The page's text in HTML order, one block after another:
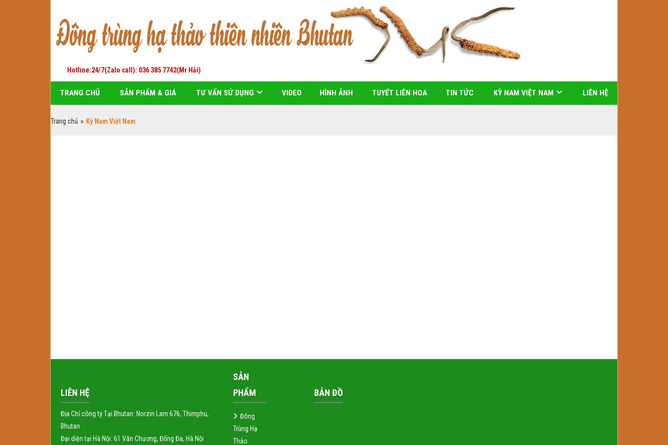
Hotline:24/7(Zalo call): 036 385 7742(Mr Hải)
TRANG CHỦ SẢN PHẨM & GIÁ TƯ VẤN SỬ DỤNG VIDEO HÌNH ẢNH TUYẾT LIÊN HOA TIN TỨC KỲ NAM VIỆT NAM LIÊN HỆ
Trang chủ » Kỳ Nam Việt Nam
LIÊN HỆ
Địa Chỉ công ty Tại Bhutan: Norzin Lam 676, Thimphu,
Bhutan
Đại diện tại Hà Nội: 61 Văn Chương, Đống Đa, Hà Nội
SẢN
PHẨM
Đông
Trùng Hạ
Thảo
BẢN ĐỒ